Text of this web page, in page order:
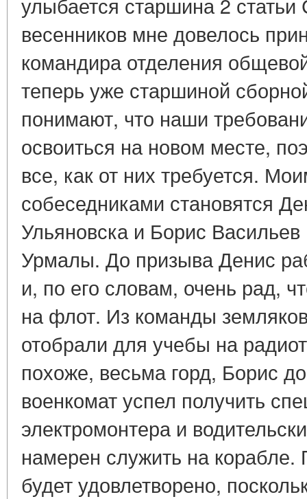
весенников мне довелось
командира отделения
теперь уже старшиной
понимают, что наши
освоиться на новом месте,
все, как от них требуется.
собеседниками становятся
Ульяновска и Борис Васильев
Урмалы. До призыва Денис
и, по его словам, очень рад,
на флот. Из команды
отобрали для учебы на
похоже, весьма горд, Борис
военкомат успел получить
электромонтера и
намерен служить на
будет удовлетворено,